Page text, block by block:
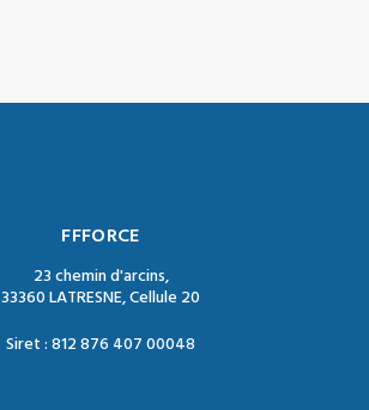
FFFORCE
23 chemin d'arcins,
33360 LATRESNE, Cellule 20
Siret : 812 876 407 00048